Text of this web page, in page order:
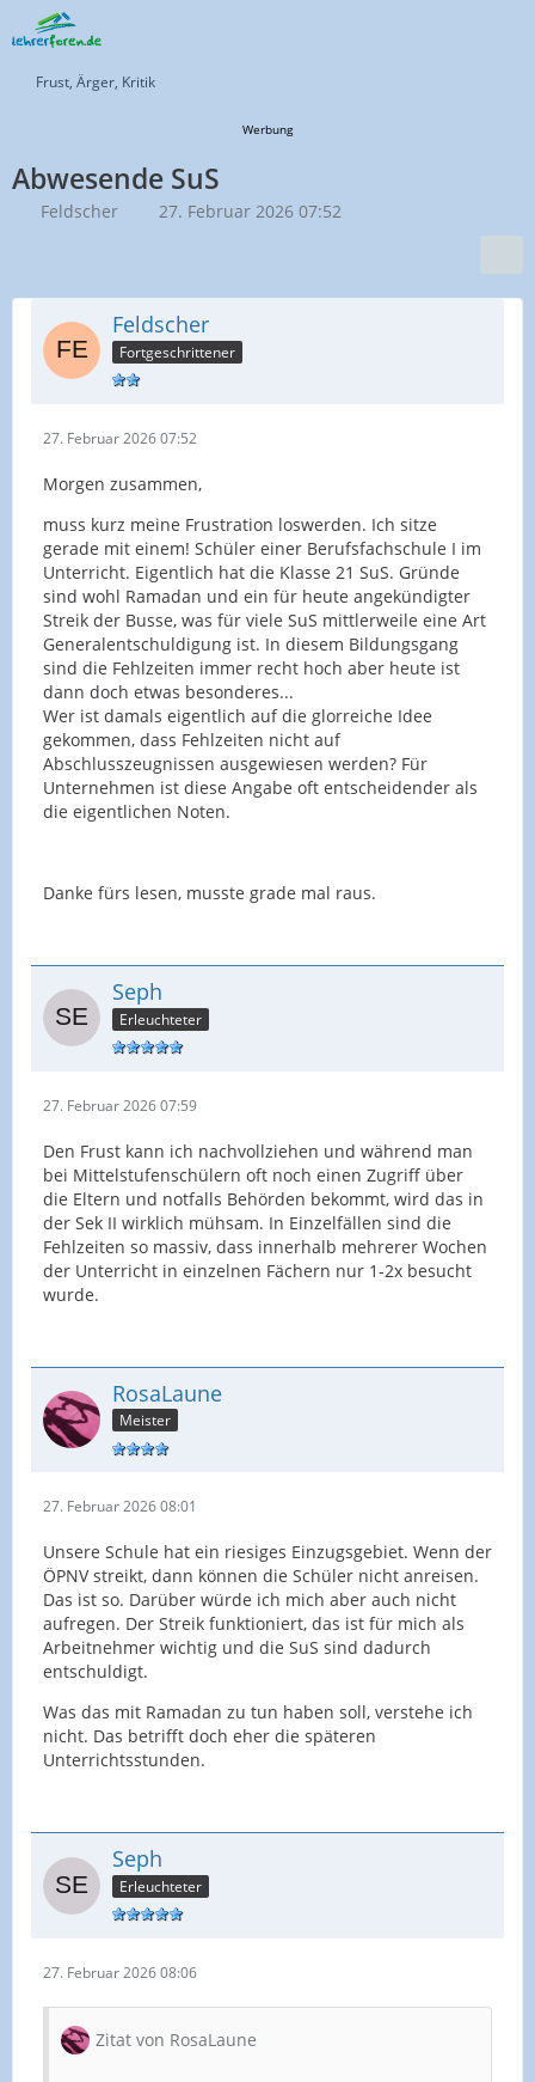
Frust, Ärger, Kritik
Werbung
Abwesende SuS
Feldscher 27. Februar 2026 07:52
Feldscher
Fortgeschrittener
27. Februar 2026 07:52
Morgen zusammen,
muss kurz meine Frustration loswerden. Ich sitze
gerade mit einem! Schüler einer Berufsfachschule I im
Unterricht. Eigentlich hat die Klasse 21 SuS. Gründe
sind wohl Ramadan und ein für heute angekündigter
Streik der Busse, was für viele SuS mittlerweile eine Art
Generalentschuldigung ist. In diesem Bildungsgang
sind die Fehlzeiten immer recht hoch aber heute ist
dann doch etwas besonderes...
Wer ist damals eigentlich auf die glorreiche Idee
gekommen, dass Fehlzeiten nicht auf
Abschlusszeugnissen ausgewiesen werden? Für
Unternehmen ist diese Angabe oft entscheidender als
die eigentlichen Noten.
Danke fürs lesen, musste grade mal raus.
Seph
Erleuchteter
27. Februar 2026 07:59
Den Frust kann ich nachvollziehen und während man
bei Mittelstufenschülern oft noch einen Zugriff über
die Eltern und notfalls Behörden bekommt, wird das in
der Sek II wirklich mühsam. In Einzelfällen sind die
Fehlzeiten so massiv, dass innerhalb mehrerer Wochen
der Unterricht in einzelnen Fächern nur 1-2x besucht
wurde.
RosaLaune
Meister
27. Februar 2026 08:01
Unsere Schule hat ein riesiges Einzugsgebiet. Wenn der
ÖPNV streikt, dann können die Schüler nicht anreisen.
Das ist so. Darüber würde ich mich aber auch nicht
aufregen. Der Streik funktioniert, das ist für mich als
Arbeitnehmer wichtig und die SuS sind dadurch
entschuldigt.
Was das mit Ramadan zu tun haben soll, verstehe ich
nicht. Das betrifft doch eher die späteren
Unterrichtsstunden.
Seph
Erleuchteter
27. Februar 2026 08:06
Zitat von RosaLaune